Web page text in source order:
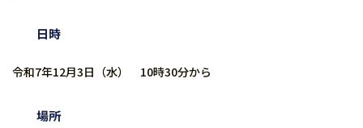
日時
令和7年12月3日（水） 10時30分から
場所